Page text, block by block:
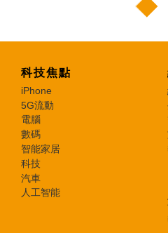
科技焦點
iPhone
5G流動
電腦
數碼
智能家居
科技
汽車
人工智能